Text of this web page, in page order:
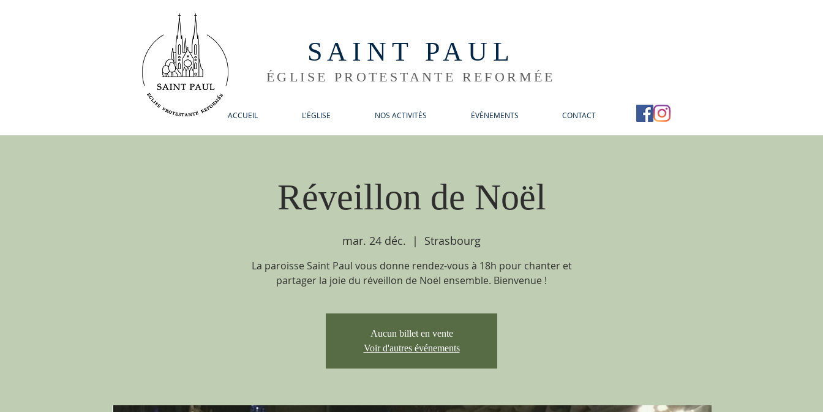
SAINT PAUL
ÉGLISE PROTESTANTE REFORMÉE
ACCUEIL L'ÉGLISE NOS ACTIVITÉS ÉVÉNEMENTS CONTACT
Réveillon de Noël
mar. 24 déc.
  |
Strasbourg
La paroisse Saint Paul vous donne rendez-vous à 18h pour chanter et
partager la joie du réveillon de Noël ensemble. Bienvenue !
Aucun billet en vente
Voir d'autres événements